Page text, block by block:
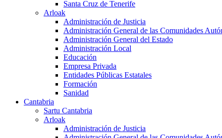
Santa Cruz de Tenerife
Arloak
Administración de Justicia
Administración General de las Comunidades
Administración General del Estado
Administración Local
Educación
Empresa Privada
Entidades Públicas Estatales
Formación
Sanidad
Cantabria
Sartu Cantabria
Arloak
Administración de Justicia